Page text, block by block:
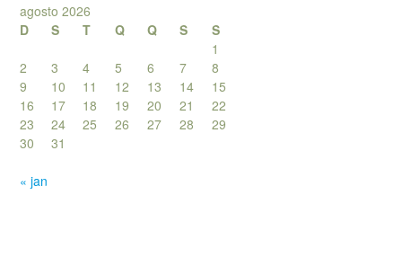
agosto 2026
D
S T Q Q S
S
1
2
3 4 5 6 7
8
9
10 11 12 13 14
15
16
17 18 19 20 21
22
23
24 25 26 27 28
29
30
31
« jan